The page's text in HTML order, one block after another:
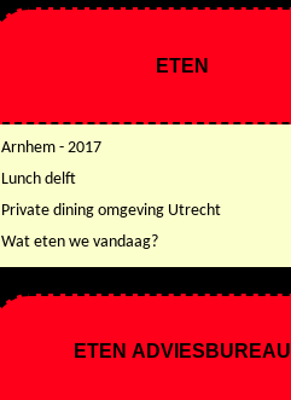
ETEN
Arnhem - 2017
Lunch delft
Private dining omgeving Utrecht
Wat eten we vandaag?
ETEN ADVIESBUREAU